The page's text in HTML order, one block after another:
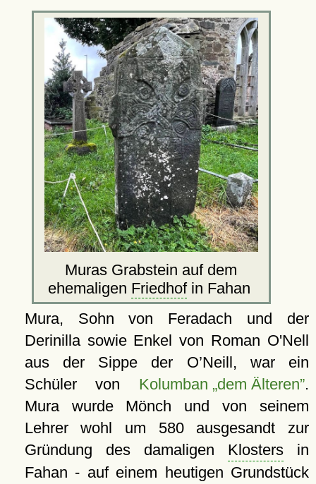
Muras Grabstein auf dem
ehemaligen Friedhofin Fahan
Mura, Sohn von Feradach und der
Derinilla sowie Enkel von Roman O'Nell
aus der Sippe der O’Neill, war ein
Schüler von Kolumban „dem Älteren”.
Mura wurde Mönch und von seinem
Lehrer wohl um 580 ausgesandt zur
Gründung des damaligen Klostersin
Fahan - auf einem heutigen Grundstück